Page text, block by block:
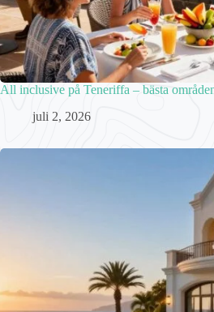
All inclusive på Teneriffa – bästa
juli 2, 2026